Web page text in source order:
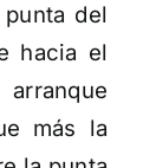
del
hacia el
más la